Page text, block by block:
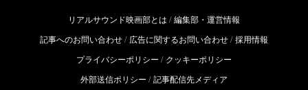
リアルサウンド映画部とは
編集部・運営情報
記事へのお問い合わせ
広告に関するお問い合わせ 採用情報
プライバシーポリシー
クッキーポリシー
外部送信ポリシー
記事配信先メディア